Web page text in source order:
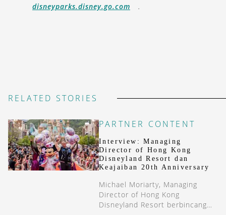
disneyparks.disney.go.com
.
RELATED STORIES
PARTNER CONTENT
Interview: Managing
Director of Hong Kong
Disneyland Resort dan
Keajaiban 20th Anniversary
Michael Moriarty, Managing
Director of Hong Kong
Disneyland Resort berbincang